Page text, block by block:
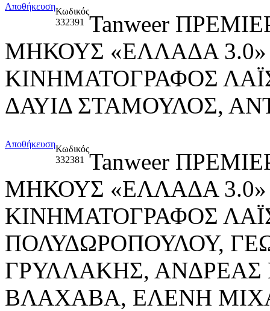
ΑποθήκευσηΚωδικός
332391
Tanweer
ΜΗΚΟΥΣ «ΕΛΛΑΔΑ 3.0»
ΚΙΝΗΜΑΤΟΓΡΑΦΟΣ
ΔΑΥΙΔ ΣΤΑΜΟΥΛΟΣ,
ΑποθήκευσηΚωδικός
332381
Tanweer
ΜΗΚΟΥΣ «ΕΛΛΑΔΑ 3.0»
ΚΙΝΗΜΑΤΟΓΡΑΦΟΣ
ΠΟΛΥΔΩΡΟΠΟΥΛΟΥ,
ΓΡΥΛΛΑΚΗΣ,
ΒΛΑΧΑΒΑ, ΕΛΕΝΗ